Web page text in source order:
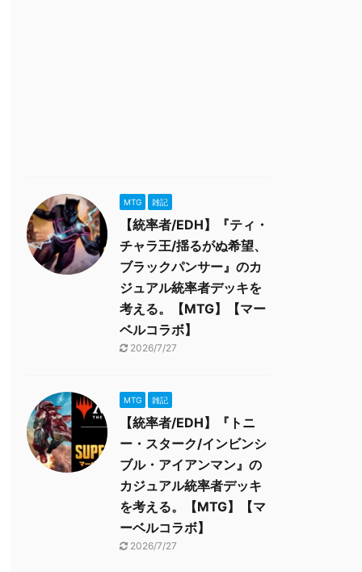
MTG 雑記
【統率者/EDH】『ティ・
チャラ王/揺るがぬ希望、
ブラックパンサー』のカ
ジュアル統率者デッキを
考える。【MTG】【マー
ベルコラボ】
2026/7/27
MTG 雑記
【統率者/EDH】『トニ
ー・スターク/インビンシ
ブル・アイアンマン』の
カジュアル統率者デッキ
を考える。【MTG】【マ
ーベルコラボ】
2026/7/27